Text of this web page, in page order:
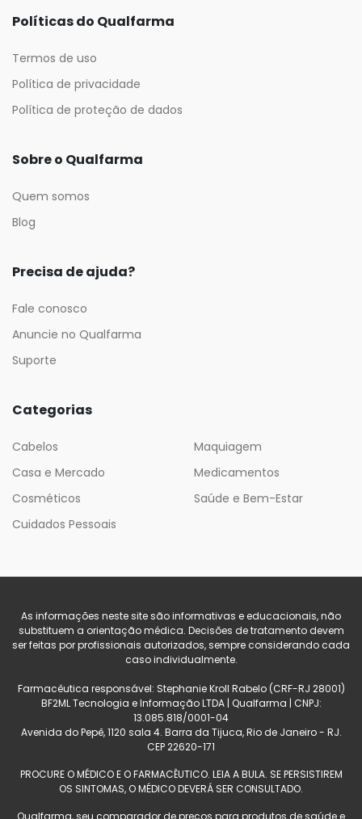
Políticas do Qualfarma
Termos de uso
Política de privacidade
Política de proteção de dados
Sobre o Qualfarma
Quem somos
Blog
Precisa de ajuda?
Fale conosco
Anuncie no Qualfarma
Suporte
Categorias
Cabelos
Casa e Mercado
Cosméticos
Cuidados Pessoais
Maquiagem
Medicamentos
Saúde e Bem-Estar
As informações neste site são informativas e educacionais, não
substituem a orientação médica. Decisões de tratamento devem
ser feitas por profissionais autorizados, sempre considerando cada
caso individualmente.
Farmacêutica responsável: Stephanie Kroll Rabelo (CRF-RJ 28001)
BF2ML Tecnologia e Informação LTDA | Qualfarma | CNPJ:
13.085.818/0001-04
Avenida do Pepê, 1120 sala 4. Barra da Tijuca, Rio de Janeiro - RJ.
CEP 22620-171
PROCURE O MÉDICO E O FARMACÊUTICO. LEIA A BULA. SE PERSISTIREM
OS SINTOMAS, O MÉDICO DEVERÁ SER CONSULTADO.
Qualfarma, seu comparador de preços para produtos de saúde e